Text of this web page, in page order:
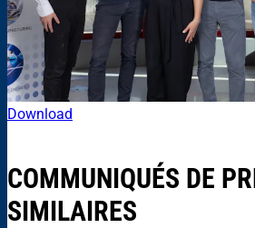
Download
COMMUNIQUÉS DE
SIMILAIRES